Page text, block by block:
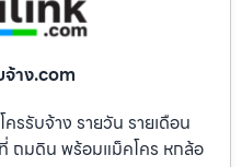
จ้าง.com
รรับจ้าง รายวัน รายเดือน
ถมดิน พร้อมแม็คโคร หกล้อ